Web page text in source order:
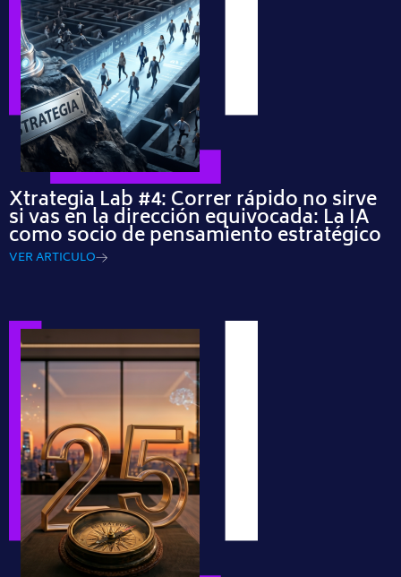
Xtrategia Lab #4: Correr rápido no sirve
si vas en la dirección equivocada: La IA
como socio de pensamiento estratégico
VER ARTICULO